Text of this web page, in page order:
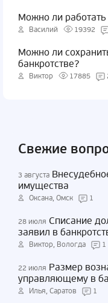
Можно ли работать
Василий 19392
Можно ли
банкротстве?
Виктор 17885
Свежие
3 августа
имущества
Оксана, Омск 1
28 июля Списание
заявил в
Виктор, Вологда 1
22 июля Размер
управляющему в
Илья, Саратов 1